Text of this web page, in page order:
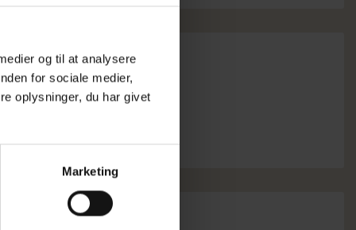
og til at analysere
for sociale medier,
oplysninger, du har givet
Marketing